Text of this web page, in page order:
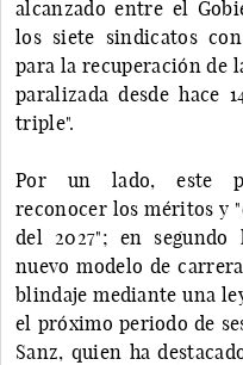
alcanzado entre el
los siete sindicatos
para la recuperación de
paralizada desde hace
triple".
Por un lado, este
reconocer los méritos y
del 2027"; en
nuevo modelo de
blindaje mediante una
el próximo periodo de
Sanz, quien ha